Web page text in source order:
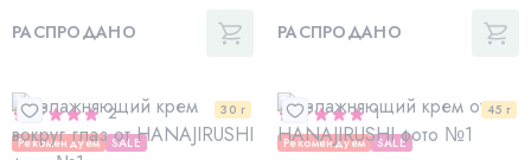
РАСПРОДАНО РАСПРОДАНО
30 г
2
Рекомендуем SALE
45 г
1
Рекомендуем SALE